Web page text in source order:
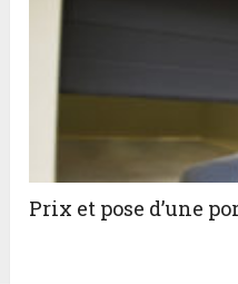
Prix et pose d’une